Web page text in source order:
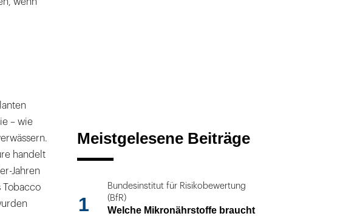
– wie
handelt
Jahren
Tobacco
Meistgelesene Beiträge
1
Bundesinstitut für Risikobewertung
(BfR)
Welche Mikronährstoffe braucht